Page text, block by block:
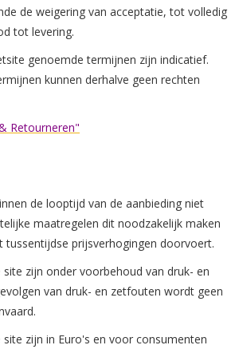
de weigering van acceptatie, tot volledig
tot levering.
genoemde termijnen zijn indicatief.
kunnen derhalve geen rechten
Retourneren"
de looptijd van de aanbieding niet
maatregelen dit noodzakelijk maken
tussentijdse prijsverhogingen doorvoert.
site zijn onder voorbehoud van druk- en
van druk- en zetfouten wordt geen
site zijn in Euro's en voor consumenten